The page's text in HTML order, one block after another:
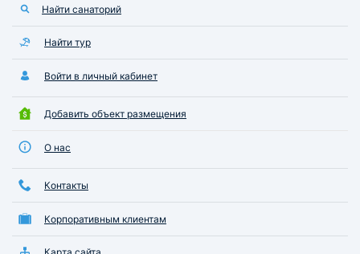
Найти санаторий
Найти тур
Войти в личный кабинет
Добавить объект размещения
О нас
Контакты
Корпоративным клиентам